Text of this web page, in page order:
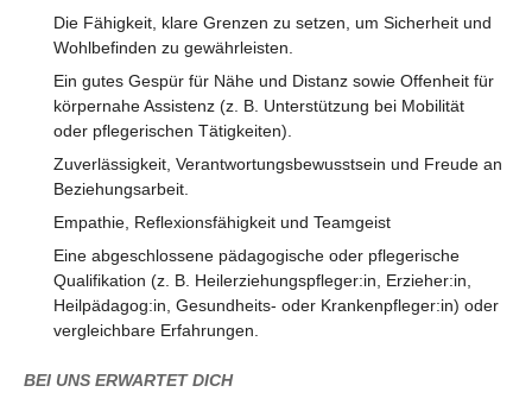
Die Fähigkeit, klare Grenzen zu setzen, um Sicherheit und
Wohlbefinden zu gewährleisten.
Ein gutes Gespür für Nähe und Distanz sowie Offenheit für
körpernahe Assistenz (z. B. Unterstützung bei Mobilität
oder pflegerischen Tätigkeiten).
Zuverlässigkeit, Verantwortungsbewusstsein und Freude an
Beziehungsarbeit.
Empathie, Reflexionsfähigkeit und Teamgeist
Eine abgeschlossene pädagogische oder pflegerische
Qualifikation (z. B. Heilerziehungspfleger:in, Erzieher:in,
Heilpädagog:in, Gesundheits- oder Krankenpfleger:in) oder
vergleichbare Erfahrungen.
BEI UNS ERWARTET DICH